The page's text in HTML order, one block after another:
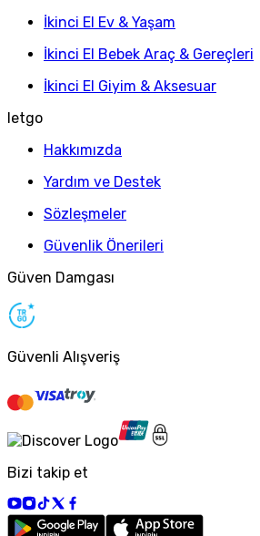
İkinci El Ev & Yaşam
İkinci El Bebek Araç & Gereçleri
İkinci El Giyim & Aksesuar
letgo
Hakkımızda
Yardım ve Destek
Sözleşmeler
Güvenlik Önerileri
Güven Damgası
Güvenli Alışveriş
Bizi takip et